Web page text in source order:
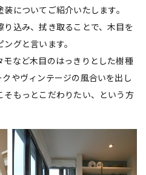
装についてご紹介いたします。
込み、拭き取ることで、木目を
グと言います。
など木目のはっきりとした樹種
やヴィンテージの風合いを出し
もっとこだわりたい、という方